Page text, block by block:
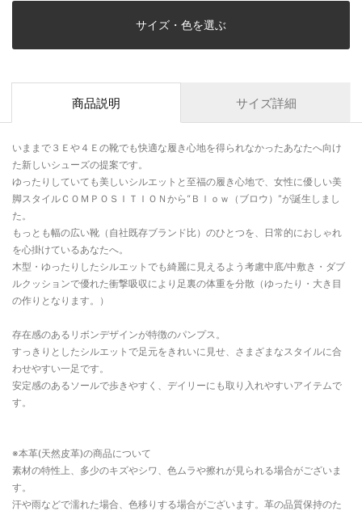
サイズ・色を選ぶ
商品説明 サイズ詳細
いままで３Ｅや４Ｅの靴でも快適な履き心地を得られなかったあなたへ向け
た新しいシューズの提案です。
ゆったりしていても美しいシルエットと至福の履き心地で、女性に優しい美
脚スタイルＣＯＭＰＯＳＩＴＩＯＮから“Ｂｌｏｗ（ブロウ）”が誕生しまし
た。
もっとも幅の広い靴（自社既存ブランド比）のひとつを、日常的におしゃれ
を心掛けているあなたへ。
木型・ゆったりしたシルエットでも綺麗に見えるよう考慮中底/中敷き・ダブ
ルクッションで優れた衝撃吸収により足裏の体重を分散（ゆったり・大き目
の作りとなります。）
存在感のあるリボンデザインが特徴のパンプス。
すっきりとしたシルエットで足元をきれいに見せ、さまざまなスタイルに合
わせやすい一足です。
安定感のあるソールで歩きやすく、デイリーにも取り入れやすいアイテムで
す。
※本革(天然皮革)の商品について
素材の特性上、多少のキズやシワ、色ムラや擦れが見られる場合がございま
す。
汗や雨などで濡れた場合、色移りする場合がございます。革の品質保持のた